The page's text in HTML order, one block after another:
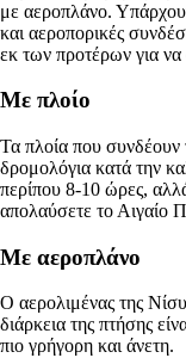
με αεροπλάνο.
και αεροπορικές
εκ των προτέρων για να
Με πλοίο
Τα πλοία που συνδέουν
δρομολόγια κατά την
περίπου 8-10 ώρες,
απολαύσετε το Αιγαίο
Με αεροπλάνο
Ο αερολιμένας της
διάρκεια της πτήσης
πιο γρήγορη και άνετη.